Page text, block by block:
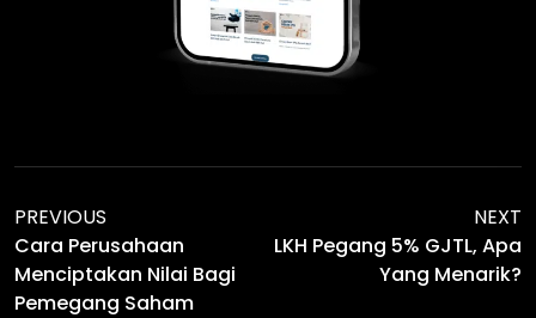
PREVIOUS
Cara Perusahaan
Menciptakan Nilai Bagi
Pemegang Saham
NEXT
LKH Pegang 5% GJTL, Apa
Yang Menarik?